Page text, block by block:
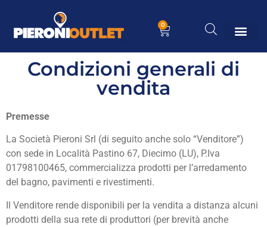
0
Condizioni generali di
vendita
Premesse
La Società Pieroni Srl (di seguito anche solo “Venditore”)
con sede in Località Pastino 67, Diecimo (LU), P.Iva
01798100465, commercializza prodotti per l’arredamento
del bagno, pavimenti e rivestimenti.
Il Venditore rende disponibili per la vendita a distanza alcuni
prodotti della sua rete di produttori (per brevità anche